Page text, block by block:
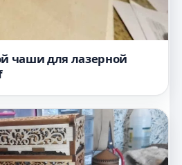
чаши для лазерной